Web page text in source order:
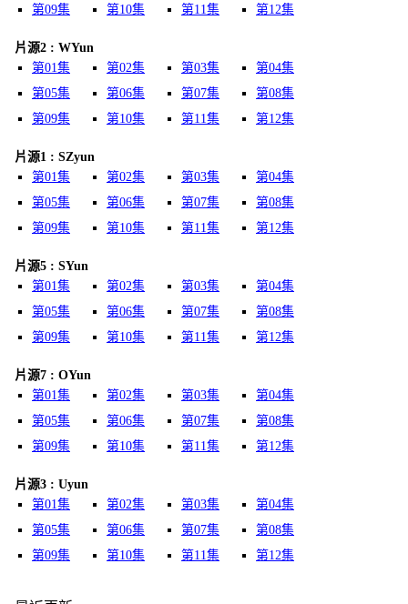
第09集
第10集 第11集 第12集
片源2 : WYun
第01集
第02集 第03集
第04集
第05集
第06集 第07集
第08集
第09集
第10集 第11集 第12集
片源1 : SZyun
第01集
第02集 第03集
第04集
第05集
第06集 第07集
第08集
第09集
第10集 第11集 第12集
片源5 : SYun
第01集
第02集 第03集
第04集
第05集
第06集 第07集
第08集
第09集
第10集 第11集 第12集
片源7 : OYun
第01集
第02集 第03集
第04集
第05集
第06集 第07集
第08集
第09集
第10集 第11集 第12集
片源3 : Uyun
第01集
第02集 第03集
第04集
第05集
第06集 第07集
第08集
第09集
第10集 第11集 第12集